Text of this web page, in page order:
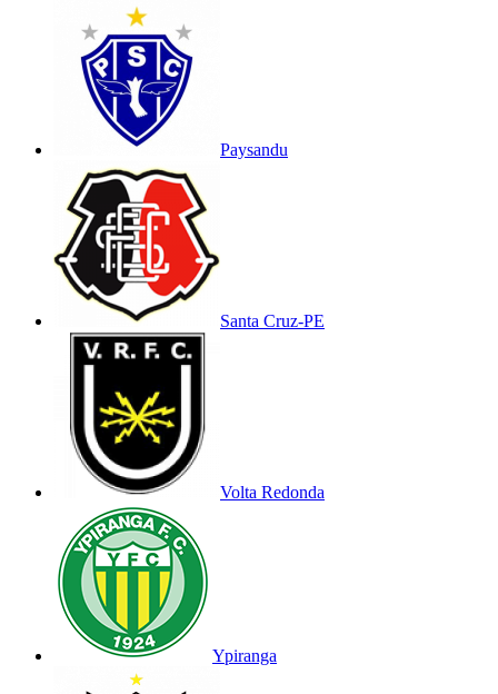
Paysandu
Santa Cruz-PE
Volta Redonda
Ypiranga